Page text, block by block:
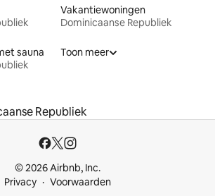
Vakantiewoningen
Dominicaanse Republiek
sauna
Toon meer
Republiek
© 2026 Airbnb, Inc.
Privacy
Voorwaarden